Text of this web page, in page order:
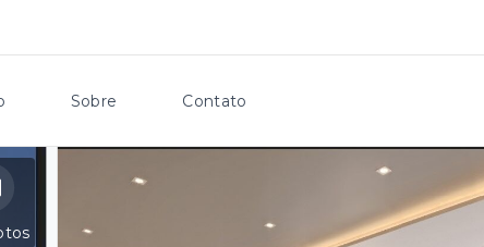
Sobre Contato